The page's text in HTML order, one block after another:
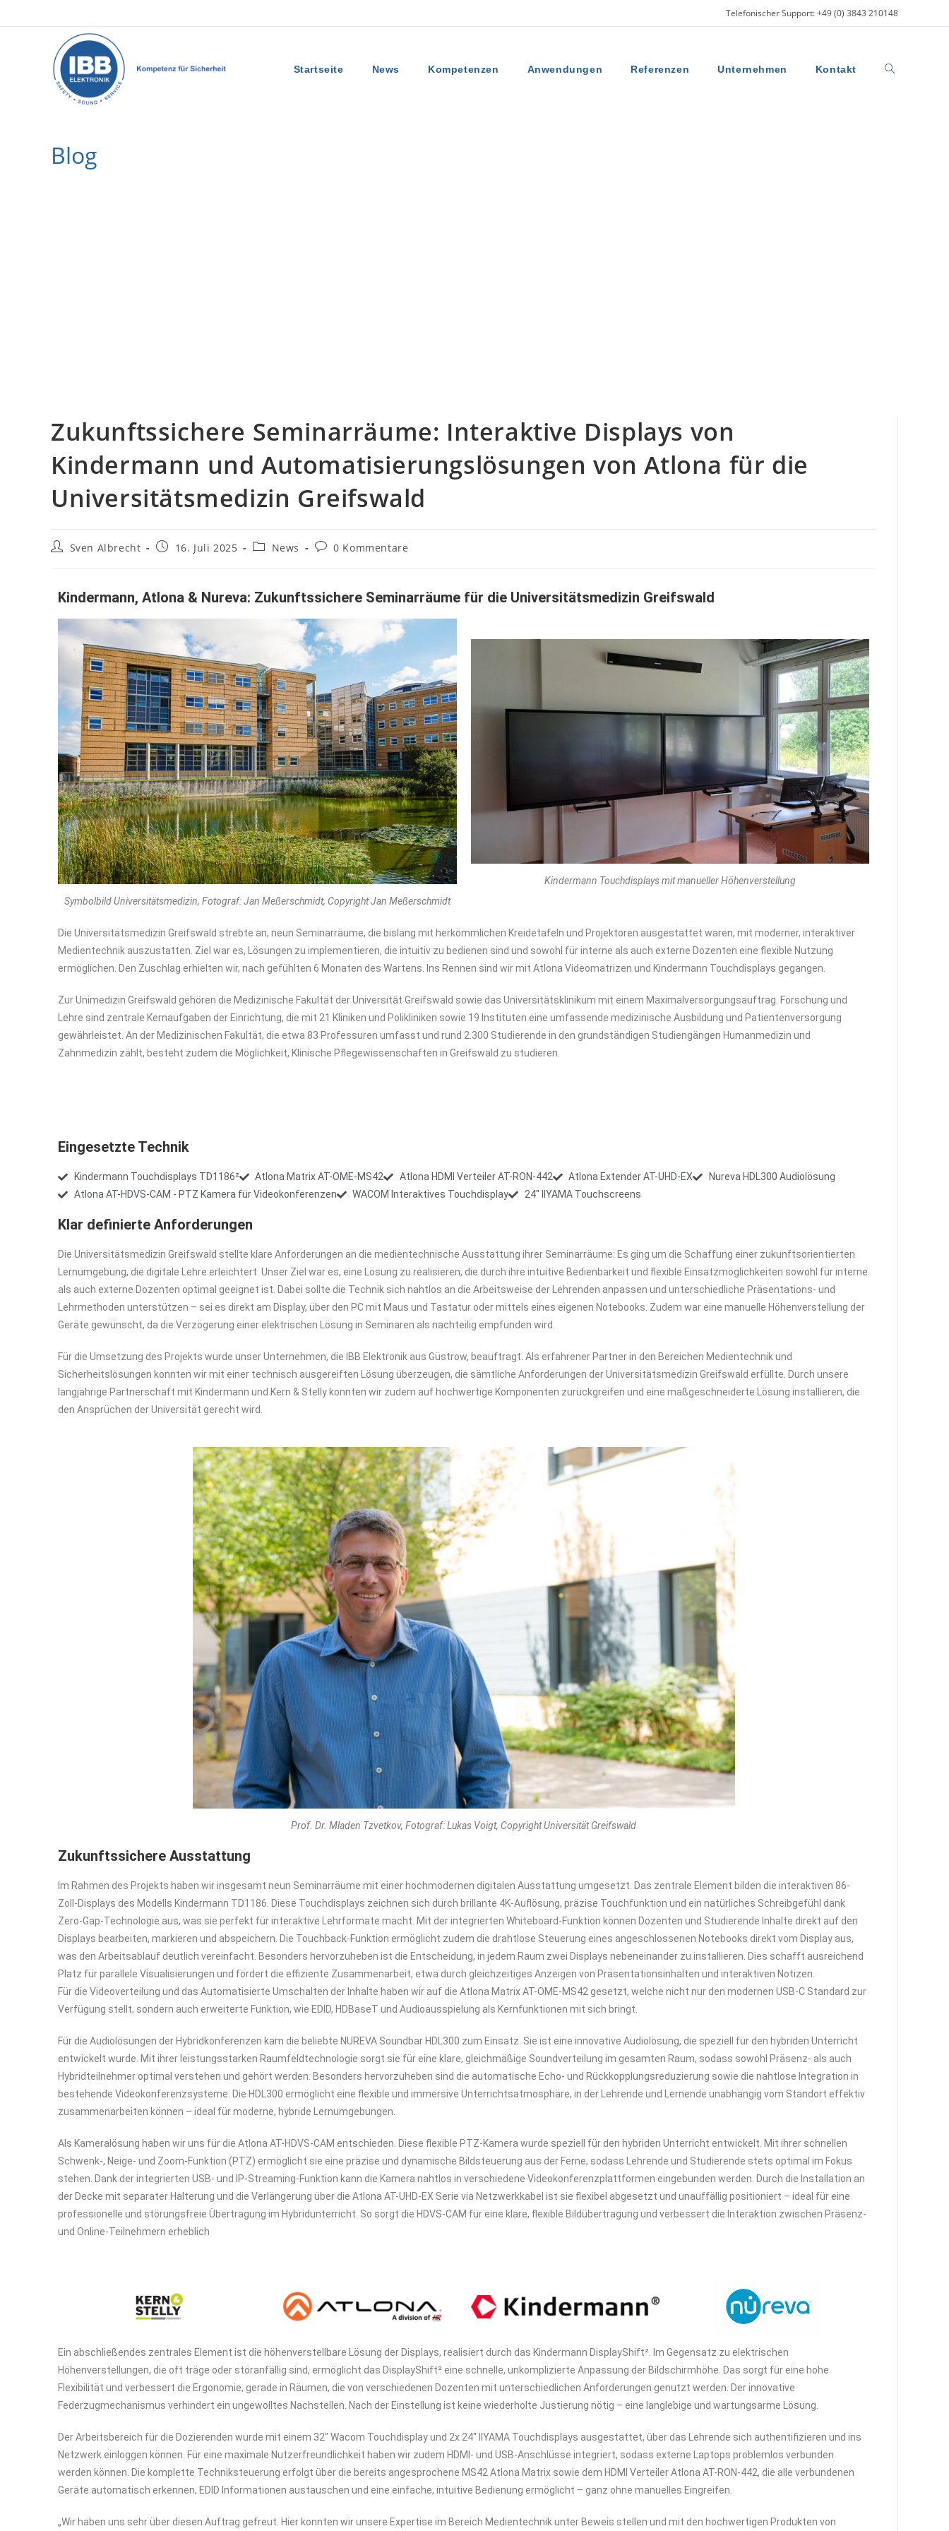
Telefonischer Support: +49 (0) 3843 210148
Startseite News Kompetenzen Anwendungen Referenzen Unternehmen Kontakt
Blog
Zukunftssichere Seminarräume: Interaktive Displays von
Kindermann und Automatisierungslösungen von Atlona für die
Universitätsmedizin Greifswald
Sven Albrecht 16. Juli 2025 News 0 Kommentare
Kindermann, Atlona & Nureva: Zukunftssichere Seminarräume für die Universitätsmedizin Greifswald
Symbolbild Universitätsmedizin, Fotograf: Jan Meßerschmidt, Copyright Jan Meßerschmidt
Kindermann Touchdisplays mit manueller Höhenverstellung
Die Universitätsmedizin Greifswald strebte an, neun Seminarräume, die bislang mit herkömmlichen Kreidetafeln und Projektoren ausgestattet waren, mit moderner, interaktiver
Medientechnik auszustatten. Ziel war es, Lösungen zu implementieren, die intuitiv zu bedienen sind und sowohl für interne als auch externe Dozenten eine flexible Nutzung
ermöglichen. Den Zuschlag erhielten wir, nach gefühlten 6 Monaten des Wartens. Ins Rennen sind wir mit Atlona Videomatrizen und Kindermann Touchdisplays gegangen.
Zur Unimedizin Greifswald gehören die Medizinische Fakultät der Universität Greifswald sowie das Universitätsklinikum mit einem Maximalversorgungsauftrag. Forschung und
Lehre sind zentrale Kernaufgaben der Einrichtung, die mit 21 Kliniken und Polikliniken sowie 19 Instituten eine umfassende medizinische Ausbildung und Patientenversorgung
gewährleistet. An der Medizinischen Fakultät, die etwa 83 Professuren umfasst und rund 2.300 Studierende in den grundständigen Studiengängen Humanmedizin und
Zahnmedizin zählt, besteht zudem die Möglichkeit, Klinische Pflegewissenschaften in Greifswald zu studieren.
Eingesetzte Technik
Kindermann Touchdisplays TD1186² Atlona Matrix AT-OME-MS42 Atlona HDMI Verteiler AT-RON-442 Atlona Extender AT-UHD-EX
Nureva HDL300 Audiolösung
Atlona AT-HDVS-CAM - PTZ Kamera für Videokonferenzen
WACOM Interaktives Touchdisplay 24" IIYAMA Touchscreens
Klar definierte Anforderungen
Die Universitätsmedizin Greifswald stellte klare Anforderungen an die medientechnische Ausstattung ihrer Seminarräume: Es ging um die Schaffung einer zukunftsorientierten
Lernumgebung, die digitale Lehre erleichtert. Unser Ziel war es, eine Lösung zu realisieren, die durch ihre intuitive Bedienbarkeit und flexible Einsatzmöglichkeiten sowohl für interne
als auch externe Dozenten optimal geeignet ist. Dabei sollte die Technik sich nahtlos an die Arbeitsweise der Lehrenden anpassen und unterschiedliche Präsentations- und
Lehrmethoden unterstützen – sei es direkt am Display, über den PC mit Maus und Tastatur oder mittels eines eigenen Notebooks. Zudem war eine manuelle Höhenverstellung der
Geräte gewünscht, da die Verzögerung einer elektrischen Lösung in Seminaren als nachteilig empfunden wird.
Für die Umsetzung des Projekts wurde unser Unternehmen, die IBB Elektronik aus Güstrow, beauftragt. Als erfahrener Partner in den Bereichen Medientechnik und
Sicherheitslösungen konnten wir mit einer technisch ausgereiften Lösung überzeugen, die sämtliche Anforderungen der Universitätsmedizin Greifswald erfüllte. Durch unsere
langjährige Partnerschaft mit Kindermann und Kern & Stelly konnten wir zudem auf hochwertige Komponenten zurückgreifen und eine maßgeschneiderte Lösung installieren, die
den Ansprüchen der Universität gerecht wird.
Prof. Dr. Mladen Tzvetkov, Fotograf: Lukas Voigt, Copyright Universität Greifswald
Zukunftssichere Ausstattung
Im Rahmen des Projekts haben wir insgesamt neun Seminarräume mit einer hochmodernen digitalen Ausstattung umgesetzt. Das zentrale Element bilden die interaktiven 86-
Zoll-Displays des Modells Kindermann TD1186. Diese Touchdisplays zeichnen sich durch brillante 4K-Auflösung, präzise Touchfunktion und ein natürliches Schreibgefühl dank
Zero-Gap-Technologie aus, was sie perfekt für interaktive Lehrformate macht. Mit der integrierten Whiteboard-Funktion können Dozenten und Studierende Inhalte direkt auf den
Displays bearbeiten, markieren und abspeichern. Die Touchback-Funktion ermöglicht zudem die drahtlose Steuerung eines angeschlossenen Notebooks direkt vom Display aus,
was den Arbeitsablauf deutlich vereinfacht. Besonders hervorzuheben ist die Entscheidung, in jedem Raum zwei Displays nebeneinander zu installieren. Dies schafft ausreichend
Platz für parallele Visualisierungen und fördert die effiziente Zusammenarbeit, etwa durch gleichzeitiges Anzeigen von Präsentationsinhalten und interaktiven Notizen.
Für die Videoverteilung und das Automatisierte Umschalten der Inhalte haben wir auf die Atlona Matrix AT-OME-MS42 gesetzt, welche nicht nur den modernen USB-C Standard zur
Verfügung stellt, sondern auch erweiterte Funktion, wie EDID, HDBaseT und Audioausspielung als Kernfunktionen mit sich bringt.
Für die Audiolösungen der Hybridkonferenzen kam die beliebte NUREVA Soundbar HDL300 zum Einsatz. Sie ist eine innovative Audiolösung, die speziell für den hybriden Unterricht
entwickelt wurde. Mit ihrer leistungsstarken Raumfeldtechnologie sorgt sie für eine klare, gleichmäßige Soundverteilung im gesamten Raum, sodass sowohl Präsenz- als auch
Hybridteilnehmer optimal verstehen und gehört werden. Besonders hervorzuheben sind die automatische Echo- und Rückkopplungsreduzierung sowie die nahtlose Integration in
bestehende Videokonferenzsysteme. Die HDL300 ermöglicht eine flexible und immersive Unterrichtsatmosphäre, in der Lehrende und Lernende unabhängig vom Standort effektiv
zusammenarbeiten können – ideal für moderne, hybride Lernumgebungen.
Als Kameralösung haben wir uns für die Atlona AT-HDVS-CAM entschieden. Diese flexible PTZ-Kamera wurde speziell für den hybriden Unterricht entwickelt. Mit ihrer schnellen
Schwenk-, Neige- und Zoom-Funktion (PTZ) ermöglicht sie eine präzise und dynamische Bildsteuerung aus der Ferne, sodass Lehrende und Studierende stets optimal im Fokus
stehen. Dank der integrierten USB- und IP-Streaming-Funktion kann die Kamera nahtlos in verschiedene Videokonferenzplattformen eingebunden werden. Durch die Installation an
der Decke mit separater Halterung und die Verlängerung über die Atlona AT-UHD-EX Serie via Netzwerkkabel ist sie flexibel abgesetzt und unauffällig positioniert – ideal für eine
professionelle und störungsfreie Übertragung im Hybridunterricht. So sorgt die HDVS-CAM für eine klare, flexible Bildübertragung und verbessert die Interaktion zwischen Präsenz-
und Online-Teilnehmern erheblich
Ein abschließendes zentrales Element ist die höhenverstellbare Lösung der Displays, realisiert durch das Kindermann DisplayShift². Im Gegensatz zu elektrischen
Höhenverstellungen, die oft träge oder störanfällig sind, ermöglicht das DisplayShift² eine schnelle, unkomplizierte Anpassung der Bildschirmhöhe. Das sorgt für eine hohe
Flexibilität und verbessert die Ergonomie, gerade in Räumen, die von verschiedenen Dozenten mit unterschiedlichen Anforderungen genutzt werden. Der innovative
Federzugmechanismus verhindert ein ungewolltes Nachstellen. Nach der Einstellung ist keine wiederholte Justierung nötig – eine langlebige und wartungsarme Lösung.
Der Arbeitsbereich für die Dozierenden wurde mit einem 32″ Wacom Touchdisplay und 2x 24″ IIYAMA Touchdisplays ausgestattet, über das Lehrende sich authentifizieren und ins
Netzwerk einloggen können. Für eine maximale Nutzerfreundlichkeit haben wir zudem HDMI- und USB-Anschlüsse integriert, sodass externe Laptops problemlos verbunden
werden können. Die komplette Techniksteuerung erfolgt über die bereits angesprochene MS42 Atlona Matrix sowie dem HDMI Verteiler Atlona AT-RON-442, die alle verbundenen
Geräte automatisch erkennen, EDID Informationen austauschen und eine einfache, intuitive Bedienung ermöglicht – ganz ohne manuelles Eingreifen.
„Wir haben uns sehr über diesen Auftrag gefreut. Hier konnten wir unsere Expertise im Bereich Medientechnik unter Beweis stellen und mit den hochwertigen Produkten von